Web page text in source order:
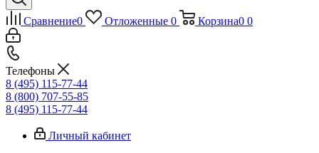
Сравнение0 Отложенные 0 Корзина0 0
Телефоны
8 (495) 115-77-44
8 (800) 707-55-85
8 (495) 115-77-44
Личный кабинет